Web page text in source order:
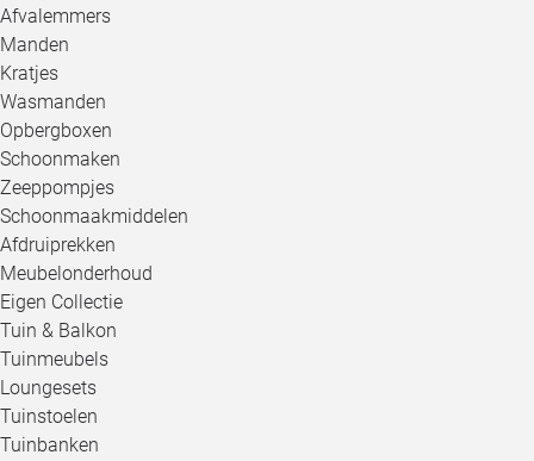
Afvalemmers
Manden
Kratjes
Wasmanden
Opbergboxen
Schoonmaken
Zeeppompjes
Schoonmaakmiddelen
Afdruiprekken
Meubelonderhoud
Eigen Collectie
Tuin & Balkon
Tuinmeubels
Loungesets
Tuinstoelen
Tuinbanken